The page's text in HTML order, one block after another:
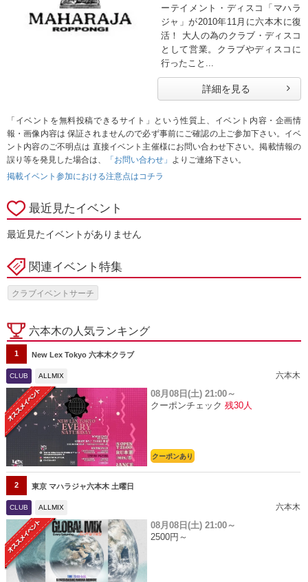
ーテイメント・ディスコ「マハラ
ジャ」が2010年11月に六本木に復
活！ 大人の為のクラブ・ディスコ
として営業。クラブやディスコに
行ったこと...
詳細を見る
「イベントを無料投稿できるサイト」という性質上、イベント内容・企画情
報・画像内容は 保証されませんので必ず事前にご確認の上ご参加下さい。イベ
ント内容のご不明点は 直接イベント主催様にお問い合わせ下さい。掲載情報の
誤り等を発見した場合は、
「お問い合わせ」
よりご連絡下さい。
掲載イベント参加における注意点はコチラ
最近見たイベント
最近見たイベントがありません
関連イベント特集
クラブイベントサーチ
六本木の人気ランキング
1 New Lex Tokyo 六本木クラブ
CLUB ALLMIX 六本木
08月08日(土) 21:00～
クーポンチェック 残30人
クーポンあり
2 東京 マハラジャ六本木 土曜日
CLUB ALLMIX 六本木
08月08日(土) 21:00～
2500円～